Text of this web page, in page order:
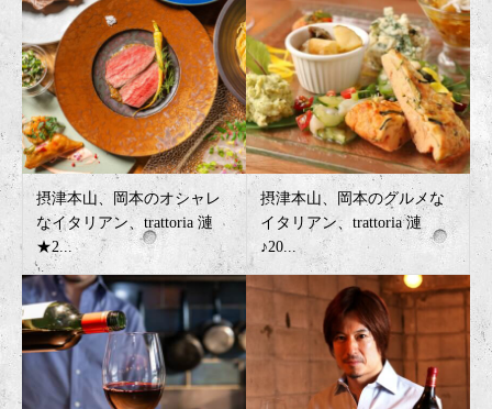
摂津本山、岡本のオシャレ
なイタリアン、trattoria 漣
★2...
摂津本山、岡本のグルメな
イタリアン、trattoria 漣
♪20...